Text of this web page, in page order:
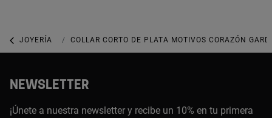
JOYERÍA COLLARES
COLLAR CORTO DE PLATA MOTIVOS CORAZÓN
NEWSLETTER
¡Únete a nuestra newsletter y recibe un 10% en tu primera